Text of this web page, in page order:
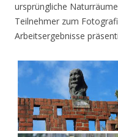
ursprüngliche
Teilnehmer zum
Arbeitsergebnisse